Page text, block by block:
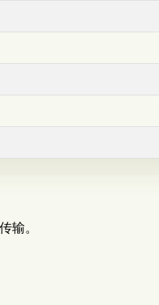
输。